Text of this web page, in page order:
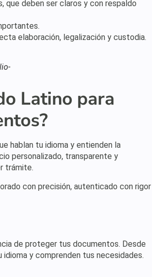
que deben ser claros y con respaldo
elaboración, legalización y custodia.
Latino para
hablan tu idioma y entienden la
personalizado, transparente y
trámite.
con precisión, autenticado con rigor
de proteger tus documentos. Desde
y comprenden tus necesidades.